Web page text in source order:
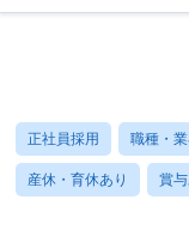
正社員採用 職種・
産休・育休あり 賞与